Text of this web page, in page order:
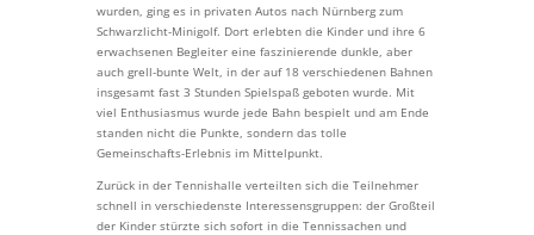
wurden, ging es in privaten Autos nach Nürnberg zum
Schwarzlicht-Minigolf. Dort erlebten die Kinder und ihre 6
erwachsenen Begleiter eine faszinierende dunkle, aber
auch grell-bunte Welt, in der auf 18 verschiedenen Bahnen
insgesamt fast 3 Stunden Spielspaß geboten wurde. Mit
viel Enthusiasmus wurde jede Bahn bespielt und am Ende
standen nicht die Punkte, sondern das tolle
Gemeinschafts-Erlebnis im Mittelpunkt.
Zurück in der Tennishalle verteilten sich die Teilnehmer
schnell in verschiedenste Interessensgruppen: der Großteil
der Kinder stürzte sich sofort in die Tennissachen und